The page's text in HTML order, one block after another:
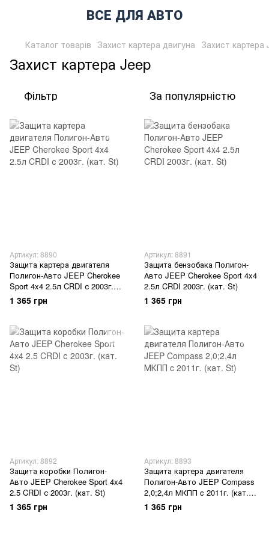
ВСЕ ДЛЯ АВТО
Каталог товарів Захист картера двигуна Захист картера
Захист картера Jeep
Фільтр За популярністю
Артикул: 8890
Защита картера двигателя
Полигон-Авто JEEP Cherokee
Sport 4x4 2.5л CRDI с 2003г.
(кат. St)
1 365 грн
Артикул: 8891
Защита бензобака Полигон-
Авто JEEP Cherokee Sport 4x4
2.5л CRDI 2003г. (кат. St)
1 365 грн
Артикул: 8892
Защита коробки Полигон-
Авто JEEP Cherokee Sport 4x4
2.5 CRDI с 2003г. (кат. St)
1 365 грн
Артикул: 8893
Защита картера двигателя
Полигон-Авто JEEP Compass
2,0;2,4л МКПП c 2011г. (кат.
St)
1 365 грн